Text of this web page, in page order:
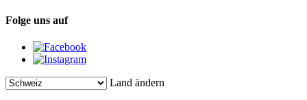
Folge uns auf
Land ändern